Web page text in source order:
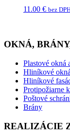
11.00 € bez
OKNÁ,
Plastové okná
Hliníkové
Hliníkové
Protipožiarne
Poštové
Brány
REALIZÁCIE